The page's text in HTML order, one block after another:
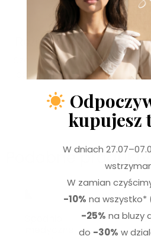
PLUS  SIZE
Rozmiary plus size
Szeroka rozmiarówka
damska od 34 do 56.
Podobne produkty
kupujesz
W dniach
W zamian
-10% na wszystko*
-25% na bluzy
do -30% w